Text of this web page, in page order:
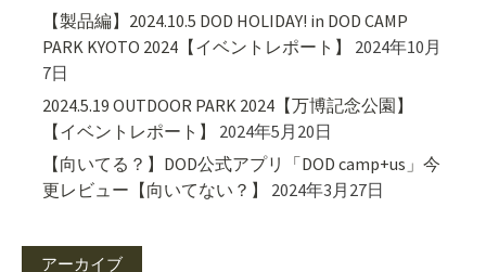
【製品編】2024.10.5 DOD HOLIDAY! in DOD CAMP
PARK KYOTO 2024【イベントレポート】
2024年10月
7日
2024.5.19 OUTDOOR PARK 2024【万博記念公園】
【イベントレポート】
2024年5月20日
【向いてる？】DOD公式アプリ「DOD camp+us」今
更レビュー【向いてない？】
2024年3月27日
アーカイブ